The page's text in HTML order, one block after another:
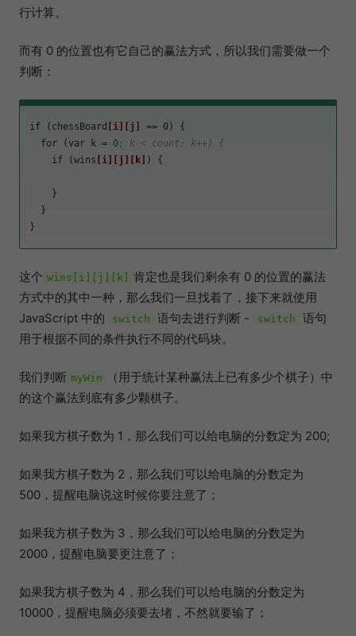
行计算。
而有 0 的位置也有它自己的赢法方式，所以我们需要做一个
判断：
if (chessBoard [i] [j]
== 0) {
  for (var
k = 0; k < count; k++) {
    if (wins
[i] [j] [k] ) {
    }
  }
这个 wins[i][j][k]
肯定也是我们剩余有 0 的位置的赢法
方式中的其中一种，那么我们一旦找着了，接下来就使用
JavaScript 中的
switch 语句去进行判断 - switch
语句
用于根据不同的条件执行不同的代码块。
我们判断 myWin
（用于统计某种赢法上已有多少个棋子）中
的这个赢法到底有多少颗棋子。
如果我方棋子数为 1，那么我们可以给电脑的分数定为 200;
如果我方棋子数为 2，那么我们可以给电脑的分数定为
500，提醒电脑说这时候你要注意了；
如果我方棋子数为 3，那么我们可以给电脑的分数定为
2000，提醒电脑要更注意了；
如果我方棋子数为 4，那么我们可以给电脑的分数定为
10000，提醒电脑必须要去堵，不然就要输了；